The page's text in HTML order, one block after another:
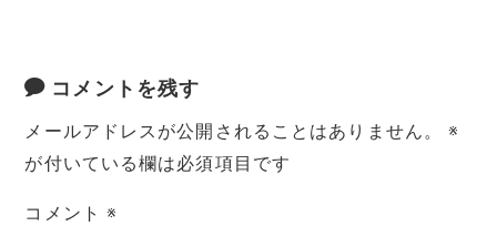
コメントを残す
メールアドレスが公開されることはありません。
※
が付いている欄は必須項目です
コメント※